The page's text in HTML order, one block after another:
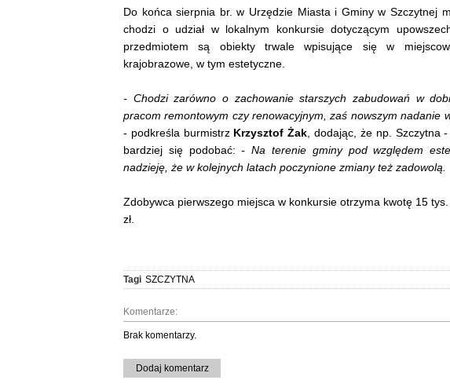
Do końca sierpnia br. w Urzędzie Miasta i Gminy w Szczytnej
chodzi o udział w lokalnym konkursie dotyczącym
przedmiotem są obiekty trwale wpisujące się w
krajobrazowe, w tym estetyczne.
- Chodzi zarówno o zachowanie starszych zabudowań w
pracom remontowym czy renowacyjnym, zaś nowszym nadanie
- podkreśla burmistrzKrzysztof Żak , dodając, że np. Szczytna
bardziej się podobać:- Na terenie gminy pod względem
nadzieję, że w kolejnych latach poczynione zmiany też zadowolą.
Zdobywca pierwszego miejsca w konkursie otrzyma kwotę 15
zł.
Tagi SZCZYTNA
Komentarze:
Brak komentarzy.
Dodaj komentarz